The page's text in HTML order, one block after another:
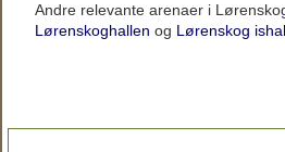
Andre relevante arenaer i
Lørenskoghallen og Lørenskog